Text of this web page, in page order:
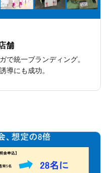
舗
で統一ブランディング。
導にも成功。